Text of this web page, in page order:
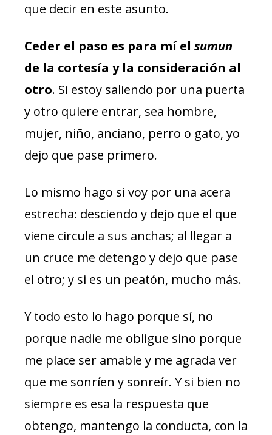
que decir en este asunto.
Ceder el paso es para mí el sumun
de la cortesía y la consideración al
otro. Si estoy saliendo por una puerta
y otro quiere entrar, sea hombre,
mujer, niño, anciano, perro o gato, yo
dejo que pase primero.
Lo mismo hago si voy por una acera
estrecha: desciendo y dejo que el que
viene circule a sus anchas; al llegar a
un cruce me detengo y dejo que pase
el otro; y si es un peatón, mucho más.
Y todo esto lo hago porque sí, no
porque nadie me obligue sino porque
me place ser amable y me agrada ver
que me sonríen y sonreír. Y si bien no
siempre es esa la respuesta que
obtengo, mantengo la conducta, con la